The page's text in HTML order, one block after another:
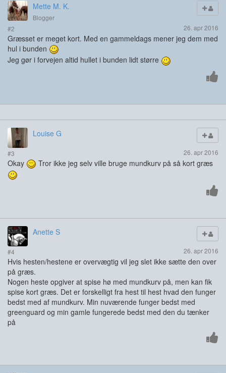
Mette M. K.
Blogger
#2
26. apr 2016
Græsset er meget kort. Med en gammeldags mener jeg dem med
hul i bunden
Jeg gør i forvejen altid hullet i bunden lidt større
Louise G
#3 26. apr 2016
Okay Tror ikke jeg selv ville bruge mundkurv på så kort græs
Anette S
#4 26. apr 2016
Hvis hesten/hestene er overvægtig vil jeg slet ikke sætte den over
på græs.
Nogen heste opgiver at spise hø med mundkurv på, men kan fik
spise kort græs. Det er forskelligt fra hest til hest hvad den funger
bedst med af mundkurv. Min nuværende funger bedst med
greenguard og min gamle fungerede bedst med den du tænker
på